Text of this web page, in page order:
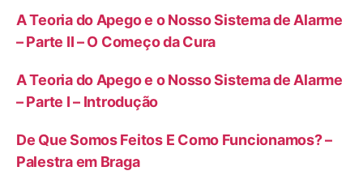
A Teoria do Apego e o Nosso Sistema de Alarme
– Parte II – O Começo da Cura
A Teoria do Apego e o Nosso Sistema de Alarme
– Parte I – Introdução
De Que Somos Feitos E Como Funcionamos? –
Palestra em Braga